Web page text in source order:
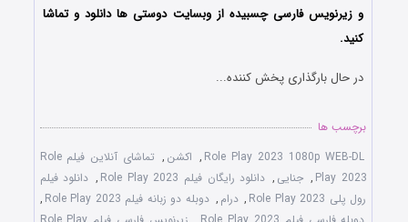
و زیرنویس فارسی چسبیده از وبسایت دوستی ها دانلود و تماشا
کنید.
در حال بارگذاری پخش کننده...
برچسب ها
Role Play 2023 1080p WEB-DL
, اکشن ,
تماشای آنلاین فیلم Role
Play 2023
, جنایی , دانلود رایگان فیلم Role Play 2023 , دانلود فیلم
رول پلی Role Play 2023
, درام , دوبله دو زبانه فیلم Role Play 2023
,